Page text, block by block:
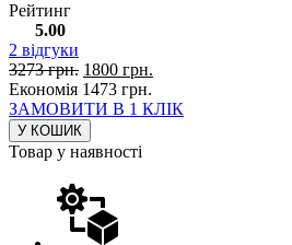
Рейтинг
5.00
2 відгуки
3273грн. 1800 грн.
Економія 1473 грн.
ЗАМОВИТИ В 1 КЛІК
У КОШИК
Товар у наявності